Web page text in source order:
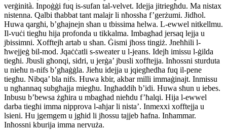
verġinità. Inpoġġi fuq is-sufan tal-velvet. Idejja jitriegħdu. Ma nistax
nistenna. Qalbi tħabbat tant malajr li nħossha f’gerżumi. Jidħol.
Huwa qargħi, b’għajnejn sħan u tbissima ħelwa. L-ewwel nitkellmu.
Il-vuċi tiegħu hija profonda u tikkalma. Imbagħad jersaq lejja u
jbissimni. Xofftejh artab u sħan. Ġismi jħoss tingiż. Jneħħili l-
ħwejjeġ bil-mod. Jqaċċatli s-sweater u l-jeans. Idejh imissu l-ġilda
tiegħi. Jbusli għonqi, sidri, u jerġa’ jbusli xofftejja. Inħossni sturduta
u nieħu n-nifs b’għaġġla. Jieħu idejja u jqiegħedha fuq il-pene
tiegħu. Nibqa’ bla nifs. Huwa kbir, akbar milli immaġinajt. Inmissu
u ngħannaq subgħajja miegħu. Ingħaddih b’idi. Huwa sħun u iebes.
Inbusu b’bewsa żgħira u mbagħad nieħdu f’ħalqi. Hija l-ewwel
darba tiegħi imma nipprova l-aħjar li nista’. Inmexxi xofftejja u
lsieni. Hu jgemgem u jgħid li jħossu tajjeb ħafna. Inħammar.
Inħossni kburija imma nervuża.